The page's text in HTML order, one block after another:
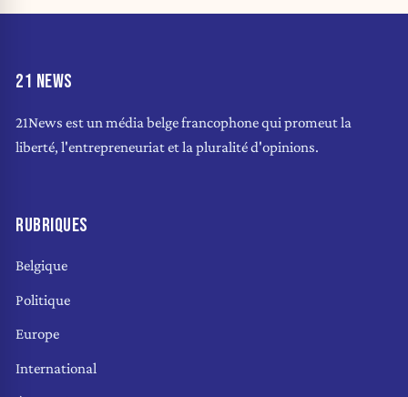
21 NEWS
21News est un média belge francophone qui promeut la
liberté, l'entrepreneuriat et la pluralité d'opinions.
RUBRIQUES
Belgique
Politique
Europe
International